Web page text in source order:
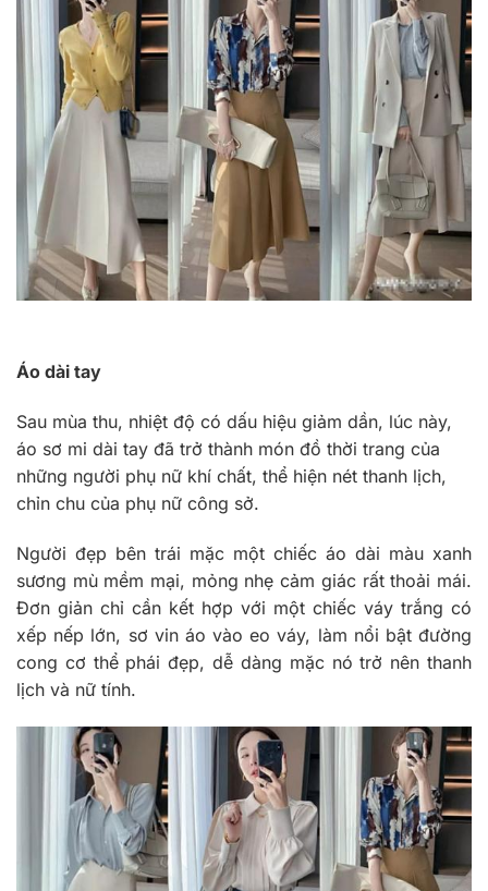
Áo dài tay
Sau mùa thu, nhiệt độ có dấu hiệu giảm dần, lúc này,
áo sơ mi dài tay đã trở thành món đồ thời trang của
những người phụ nữ khí chất, thể hiện nét thanh lịch,
chỉn chu của phụ nữ công sở.
Người đẹp bên trái mặc một chiếc áo dài màu xanh
sương mù mềm mại, mỏng nhẹ cảm giác rất thoải mái.
Đơn giản chỉ cần kết hợp với một chiếc váy trắng có
xếp nếp lớn, sơ vin áo vào eo váy, làm nổi bật đường
cong cơ thể phái đẹp, dễ dàng mặc nó trở nên thanh
lịch và nữ tính.